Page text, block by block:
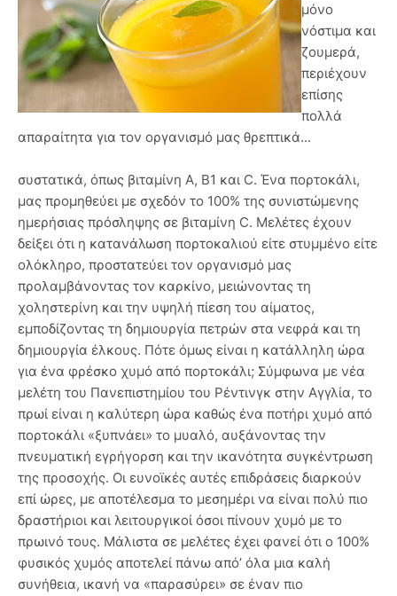
μόνο
νόστιμα και
ζουμερά,
περιέχουν
επίσης
πολλά
απαραίτητα για τον οργανισμό μας θρεπτικά...
συστατικά, όπως βιταμίνη Α, Β1 και C. Ένα πορτοκάλι,
μας προμηθεύει με σχεδόν το 100% της συνιστώμενης
ημερήσιας πρόσληψης σε βιταμίνη C. Μελέτες έχουν
δείξει ότι η κατανάλωση πορτοκαλιού είτε στυμμένο είτε
ολόκληρο, προστατεύει τον οργανισμό μας
προλαμβάνοντας τον καρκίνο, μειώνοντας τη
χοληστερίνη και την υψηλή πίεση του αίματος,
εμποδίζοντας τη δημιουργία πετρών στα νεφρά και τη
δημιουργία έλκους. Πότε όμως είναι η κατάλληλη ώρα
για ένα φρέσκο χυμό από πορτοκάλι; Σύμφωνα με νέα
μελέτη του Πανεπιστημίου του Ρέντινγκ στην Αγγλία, το
πρωί είναι η καλύτερη ώρα καθώς ένα ποτήρι χυμό από
πορτοκάλι «ξυπνάει» το μυαλό, αυξάνοντας την
πνευματική εγρήγορση και την ικανότητα συγκέντρωση
της προσοχής. Οι ευνοϊκές αυτές επιδράσεις διαρκούν
επί ώρες, με αποτέλεσμα το μεσημέρι να είναι πολύ πιο
δραστήριοι και λειτουργικοί όσοι πίνουν χυμό με το
πρωινό τους. Μάλιστα σε μελέτες έχει φανεί ότι ο 100%
φυσικός χυμός αποτελεί πάνω από’ όλα μια καλή
συνήθεια, ικανή να «παρασύρει» σε έναν πιο